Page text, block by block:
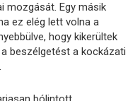
mozgását. Egy másik
ez elég lett volna a
hogy kikerültek
beszélgetést a kockázati